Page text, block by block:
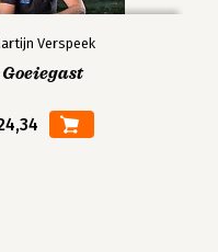
Verspeek
Goeiegast